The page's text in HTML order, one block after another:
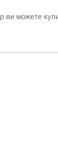
ви можете